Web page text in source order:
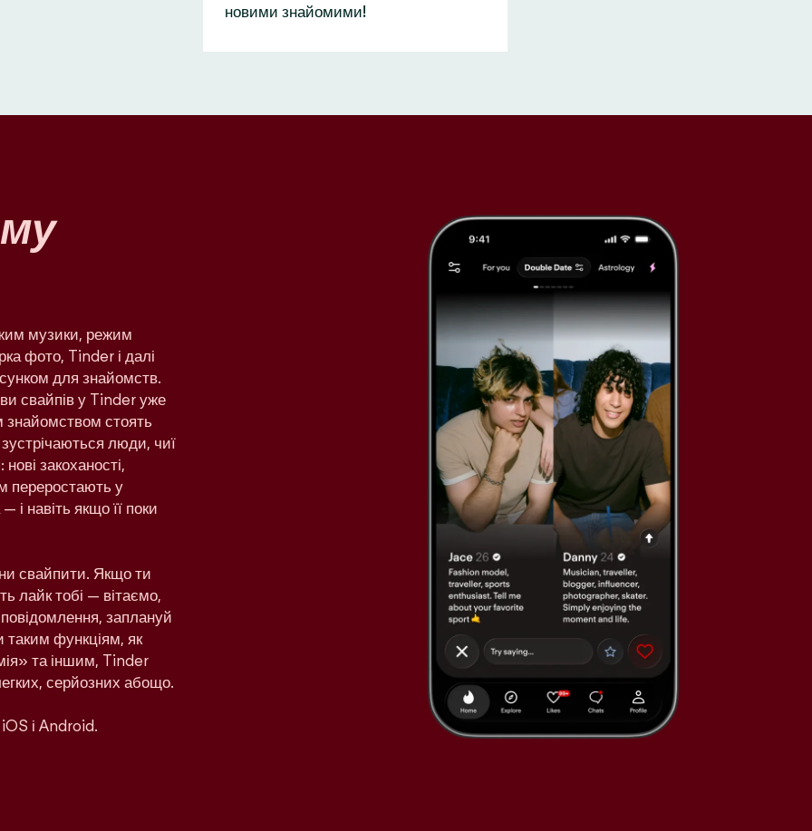
новими знайомими!
музики, режим
фото, Tinder і далі
для знайомств.
свайпів у Tinder уже
знайомством стоять
люди, чиї
закоханості,
переростають у
і навіть якщо її поки
свайпити. Якщо ти
лайк тобі — вітаємо,
заплануй
таким функціям, як
та іншим, Tinder
серйозних абощо.
і Android.